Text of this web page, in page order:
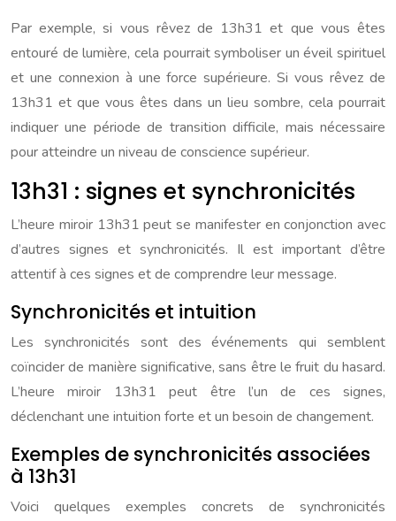
Par exemple, si vous rêvez de 13h31 et que vous êtes
entouré de lumière, cela pourrait symboliser un éveil spirituel
et une connexion à une force supérieure. Si vous rêvez de
13h31 et que vous êtes dans un lieu sombre, cela pourrait
indiquer une période de transition difficile, mais nécessaire
pour atteindre un niveau de conscience supérieur.
13h31 : signes et synchronicités
L’heure miroir 13h31 peut se manifester en conjonction avec
d’autres signes et synchronicités. Il est important d’être
attentif à ces signes et de comprendre leur message.
Synchronicités et intuition
Les synchronicités sont des événements qui semblent
coïncider de manière significative, sans être le fruit du hasard.
L’heure miroir 13h31 peut être l’un de ces signes,
déclenchant une intuition forte et un besoin de changement.
Exemples de synchronicités associées
à 13h31
Voici quelques exemples concrets de synchronicités